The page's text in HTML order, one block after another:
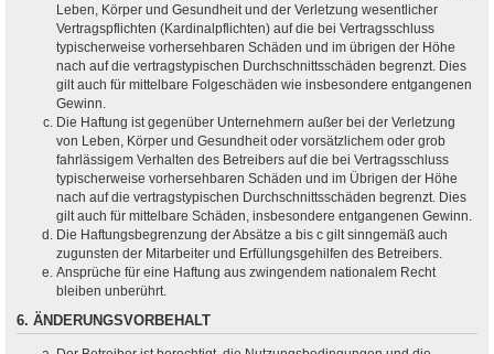
Leben, Körper und Gesundheit und der Verletzung wesentlicher
Vertragspflichten (Kardinalpflichten) auf die bei Vertragsschluss
typischerweise vorhersehbaren Schäden und im übrigen der Höhe
nach auf die vertragstypischen Durchschnittsschäden begrenzt. Dies
gilt auch für mittelbare Folgeschäden wie insbesondere entgangenen
Gewinn.
Die Haftung ist gegenüber Unternehmern außer bei der Verletzung
von Leben, Körper und Gesundheit oder vorsätzlichem oder grob
fahrlässigem Verhalten des Betreibers auf die bei Vertragsschluss
typischerweise vorhersehbaren Schäden und im Übrigen der Höhe
nach auf die vertragstypischen Durchschnittsschäden begrenzt. Dies
gilt auch für mittelbare Schäden, insbesondere entgangenen Gewinn.
Die Haftungsbegrenzung der Absätze a bis c gilt sinngemäß auch
zugunsten der Mitarbeiter und Erfüllungsgehilfen des Betreibers.
Ansprüche für eine Haftung aus zwingendem nationalem Recht
bleiben unberührt.
6. ÄNDERUNGSVORBEHALT